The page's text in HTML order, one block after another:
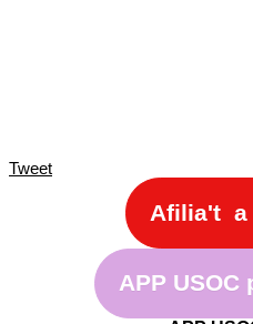
Tweet
Afilia't a
APP USOC